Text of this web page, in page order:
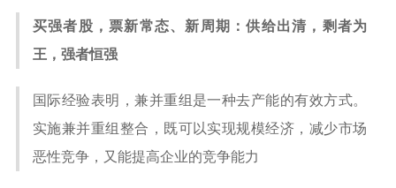
买强者股，票新常态、新周期：供给出清，剩者为
王，强者恒强
国际经验表明，兼并重组是一种去产能的有效方式。
实施兼并重组整合，既可以实现规模经济，减少市场
恶性竞争，又能提高企业的竞争能力